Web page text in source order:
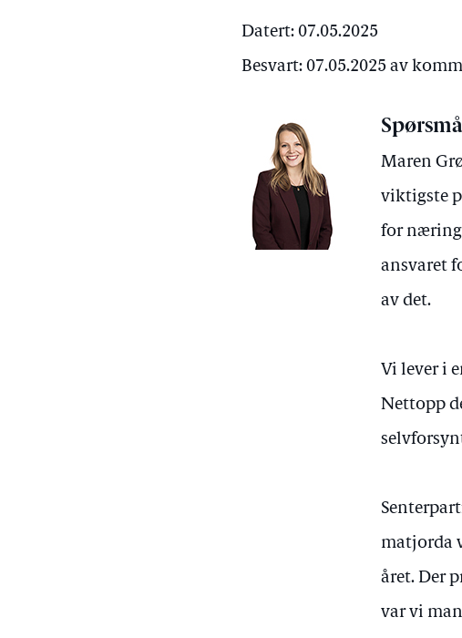
Datert: 07.05.2025
Besvart: 07.05.2025 av
Maren
viktigste
for
ansvaret
av det.
Vi lever i
Nettopp
matjorda
året. Der
var vi